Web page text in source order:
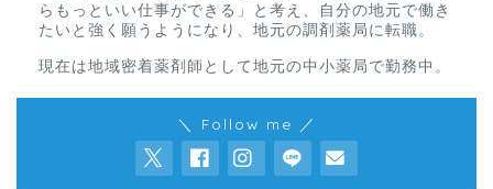
らもっといい仕事ができる」と考え、自分の地元で働き
たいと強く願うようになり、地元の調剤薬局に転職。
現在は地域密着薬剤師として地元の中小薬局で勤務中。
＼ Follow me ／